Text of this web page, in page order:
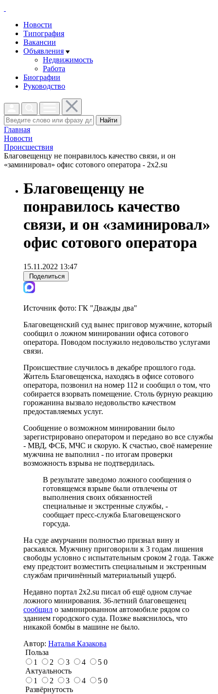
Новости
Типография
Вакансии
Объявления
Недвижимость
Работа
Биографии
Руководство
Найти
Главная
Новости
Проиcшествия
Благовещенцу не понравилось качество связи, и он
«заминировал» офис сотового оператора - 2x2.su
Благовещенцу не
понравилось качество
связи, и он «заминировал»
офис сотового оператора
15.11.2022 13:47
Поделиться
Источник фото: ГК "Дважды два"
Благовещенский суд вынес приговор мужчине, который
сообщил о ложном минировании офиса сотового
оператора. Поводом послужило недовольство услугами
связи.
Происшествие случилось в декабре прошлого года.
Житель Благовещенска, находясь в офисе сотового
оператора, позвонил на номер 112 и сообщил о том, что
собирается взорвать помещение. Столь бурную реакцию
горожанина вызвало недовольство качеством
предоставляемых услуг.
Сообщение о возможном минировании было
зарегистрировано оператором и передано во все службы
- МВД, ФСБ, МЧС и скорую. К счастью, своё намерение
мужчина не выполнил - по итогам проверки
возможность взрыва не подтвердилась.
В результате заведомо ложного сообщения о
готовящемся взрыве были отвлечены от
выполнения своих обязанностей
специальные и экстренные службы, -
сообщает пресс-служба Благовещенского
горсуда.
На суде амурчанин полностью признал вину и
раскаялся. Мужчину приговорили к 3 годам лишения
свободы условно с испытательным сроком 2 года. Также
ему предстоит возместить специальным и экстренным
службам причинённый материальный ущерб.
Недавно портал 2x2.su писал об ещё одном случае
ложного минирования. 36-летний благовещенец
сообщил о заминированном автомобиле рядом со
зданием городского суда. Позже выяснилось, что
никакой бомбы в машине не было.
Автор: Наталья Казакова
Польза
1
2 3 4 5 0
Актуальность
1
2 3 4 5 0
Развёрнутость